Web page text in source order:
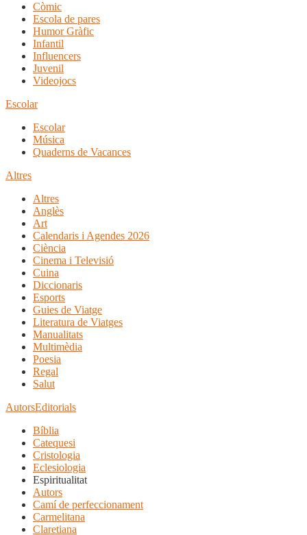
Còmic
Escola de pares
Humor Gràfic
Infantil
Influencers
Juvenil
Videojocs
Escolar
Escolar
Música
Quaderns de Vacances
Altres
Altres
Anglès
Art
Calendaris i Agendes 2026
Ciència
Cinema i Televisió
Cuina
Diccionaris
Esports
Guies de Viatge
Literatura de Viatges
Manualitats
Multimèdia
Poesia
Regal
Salut
AutorsEditorials
Bíblia
Catequesi
Cristologia
Eclesiologia
Espiritualitat
Autors
Camí de perfeccionament
Carmelitana
Claretiana